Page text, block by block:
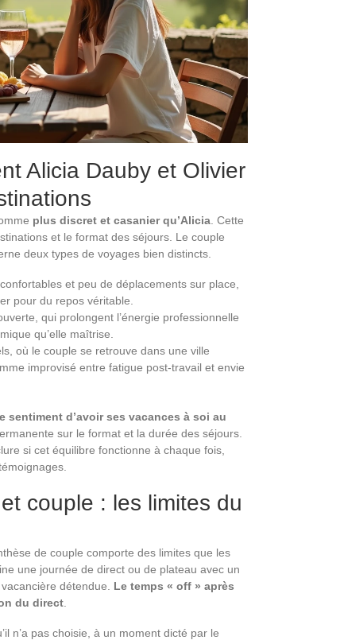
Alicia Dauby et Olivier
plus discret et casanier qu’Alicia . Cette
et le format des séjours. Le couple
deux types de voyages bien distincts.
et peu de déplacements sur place,
pour du repos véritable.
qui prolongent l’énergie professionnelle
qu’elle maîtrise.
où le couple se retrouve dans une ville
improvisé entre fatigue post-travail et envie
sentiment d’avoir ses vacances à soi au
sur le format et la durée des séjours.
si cet équilibre fonctionne à chaque fois,
couple : les limites du
de couple comporte des limites que les
une journée de direct ou de plateau avec un
détendue. Le temps « off » après
du direct
n’a pas choisie, à un moment dicté par le